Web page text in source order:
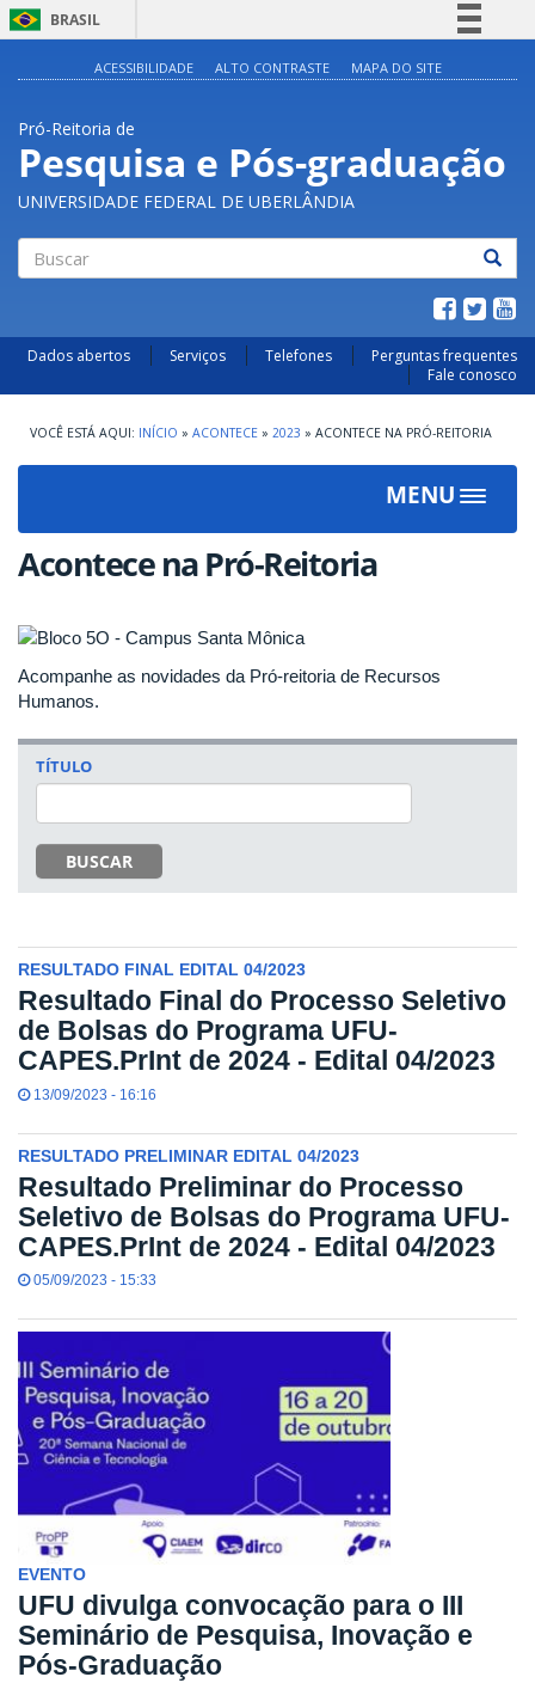
BRASIL
Acesso à informação
Legislação
Canais
ACESSIBILIDADE ALTO CONTRASTE MAPA DO SITE
Pró-Reitoria de
Pesquisa e Pós-graduação
UNIVERSIDADE FEDERAL DE UBERLÂNDIA
Dados abertos Serviços Telefones
Perguntas frequentes
Fale conosco
INÍCIO » ACONTECE » 2023 » ACONTECE NA PRÓ-REITORIA
MENU
Toggle
Acontece na Pró-Reitoria
Acompanhe as novidades da Pró-reitoria de Recursos
Humanos.
TÍTULO
BUSCAR
RESULTADO FINAL EDITAL 04/2023
Resultado Final do Processo Seletivo
de Bolsas do Programa UFU-
CAPES.PrInt de 2024 - Edital 04/2023
13/09/2023 - 16:16
RESULTADO PRELIMINAR EDITAL 04/2023
Resultado Preliminar do Processo
Seletivo de Bolsas do Programa UFU-
CAPES.PrInt de 2024 - Edital 04/2023
05/09/2023 - 15:33
EVENTO
UFU divulga convocação para o III
Seminário de Pesquisa, Inovação e
Pós-Graduação